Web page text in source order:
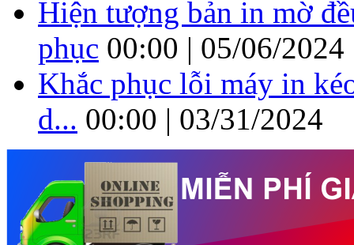
Hiện tượng bản in mờ
phục 00:00 | 05/06/2024
Khắc phục lỗi máy in
d... 00:00 | 03/31/2024